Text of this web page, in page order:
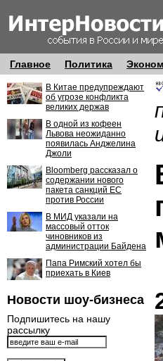
Главное Политика
В Китае предупреждают
об угрозе конфликта
великих держав
В одной из кофеен
Львова неожиданно
появилась Анджелина
Джоли
Bloomberg рассказал о
содержании нового
пакета санкций ЕС
против России
В МИД указали на
массовый отток
чиновников из
администрации Байдена
Папа Римский хотел бы
приехать в Киев
Новости шоу-бизнеса
Подпишитесь на нашу
рассылку